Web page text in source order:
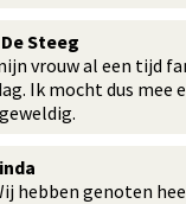
Steeg
vrouw al een tijd
Ik mocht dus mee
hebben genoten